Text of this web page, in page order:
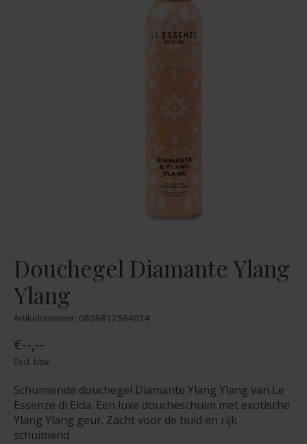
Douchegel Diamante Ylang
Ylang
Artikelnummer: 0806812584024
€--,--
Excl. btw
Schuimende douchegel Diamante Ylang Ylang van Le
Essenze di Elda. Een luxe doucheschuim met exotische
Ylang Ylang geur. Zacht voor de huid en rijk
schuimend